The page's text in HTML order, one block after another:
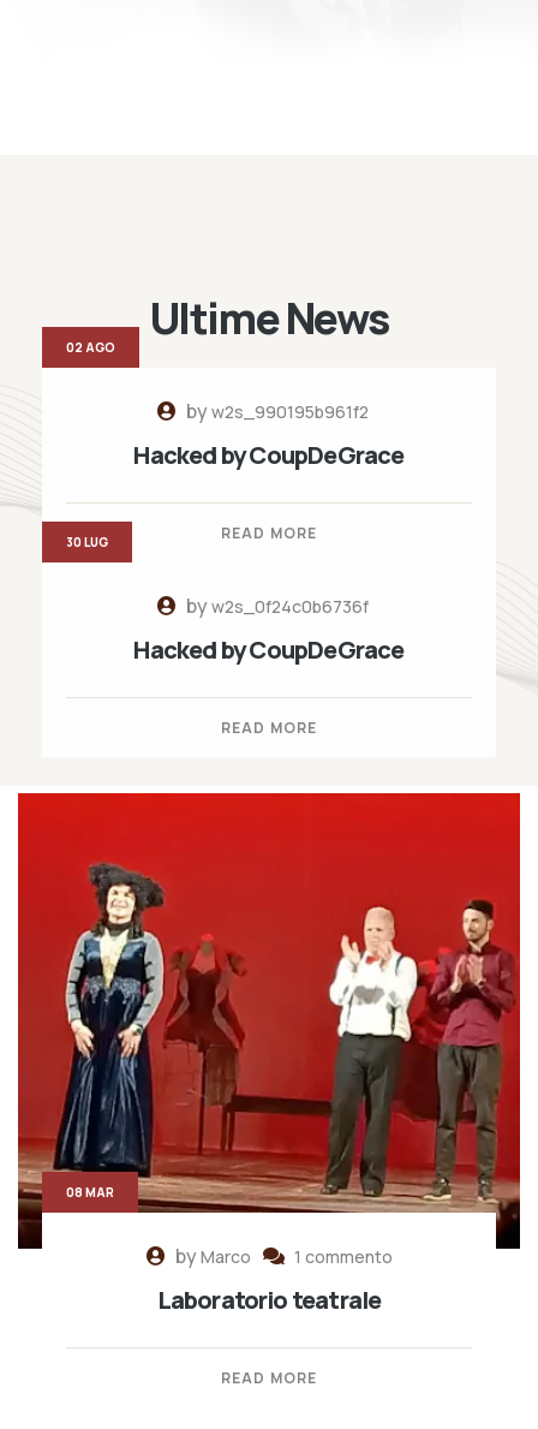
Ultime News
byw2s_990195b961f2
Hacked by CoupDeGrace
READ MORE
02 AGO
byw2s_0f24c0b6736f
Hacked by CoupDeGrace
READ MORE
30 LUG
byMarco 1 commento
Laboratorio teatrale
READ MORE
08 MAR